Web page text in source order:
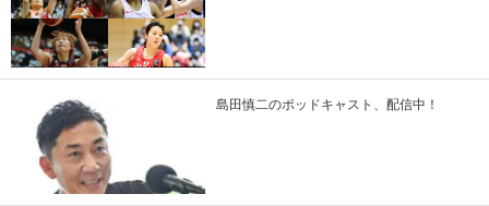
島田慎二のポッドキャスト、配信中！